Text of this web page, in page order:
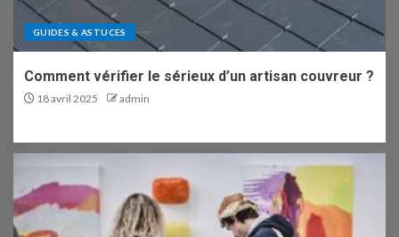
GUIDES & ASTUCES
Comment vérifier le sérieux d’un artisan couvreur ?
18 avril 2025 admin